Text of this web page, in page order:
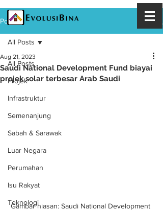
Post
All Posts
Projek
Infrastruktur
Semenanjung
Sabah & Sarawak
Luar Negara
Perumahan
Isu Rakyat
Teknologi
All Posts
Saudi National Development Fund biayai
projek solar terbesar Arab Saudi
Aug 21, 2023
Gambar hiasan: Saudi National Development